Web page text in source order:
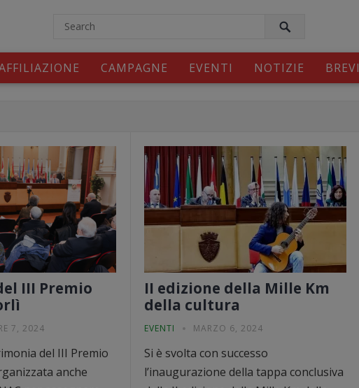
CAMPAGNE EVENTI NOTIZIE BREVI
III Premio
7, 2024
del III Premio
anche
II edizione della Mille Km
della cultura
EVENTI MARZO 6, 2024
Si è svolta con successo
l’inaugurazione della tappa conclusiva